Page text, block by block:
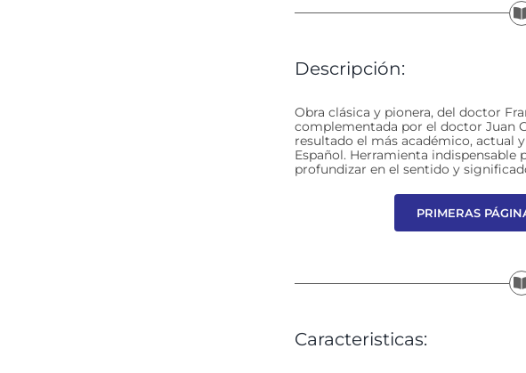
Descripción:
Obra clásica y pionera, del doctor
complementada por el doctor Juan
resultado el más académico, actual
Español. Herramienta indispensable
profundizar en el sentido y
PRIMERAS
Caracteristicas: